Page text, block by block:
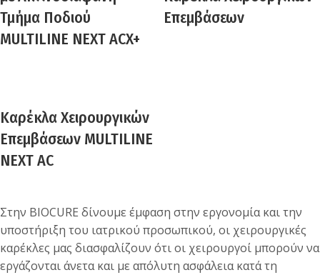
Τμήμα Ποδιού
MULTILINE NEXT ACX+
Επεμβάσεων
Καρέκλα Χειρουργικών
Επεμβάσεων MULTILINE
NEXT AC
Στην BIOCURE δίνουμε έμφαση στην εργονομία και την
υποστήριξη του ιατρικού προσωπικού, οι χειρουργικές
καρέκλες μας διασφαλίζουν ότι οι χειρουργοί μπορούν να
εργάζονται άνετα και με απόλυτη ασφάλεια κατά τη